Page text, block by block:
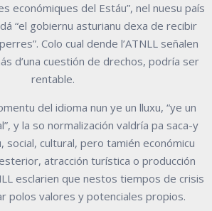
económiques del Estáu”, nel nuesu país
“el gobiernu asturianu dexa de recibir
Colo cual dende l’ATNLL señalen
d’una cuestión de drechos, podría ser
rentable.
del idioma nun ye un lluxu, “ye un
y la so normalización valdría pa saca-y
social, cultural, pero tamién económicu
atracción turística o producción
esclarien que nestos tiempos de crisis
polos valores y potenciales propios.